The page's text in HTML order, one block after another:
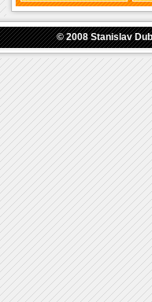
© 2008Stanislav